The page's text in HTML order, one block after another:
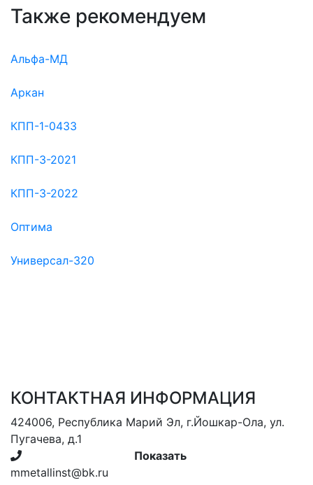
Также рекомендуем
Альфа-МД
Аркан
КПП-1-0433
КПП-3-2021
КПП-3-2022
Оптима
Универсал-320
КОНТАКТНАЯ ИНФОРМАЦИЯ
424006, Республика Марий Эл, г.Йошкар-Ола, ул.
Пугачева, д.1
Показать
mmetallinst@bk.ru